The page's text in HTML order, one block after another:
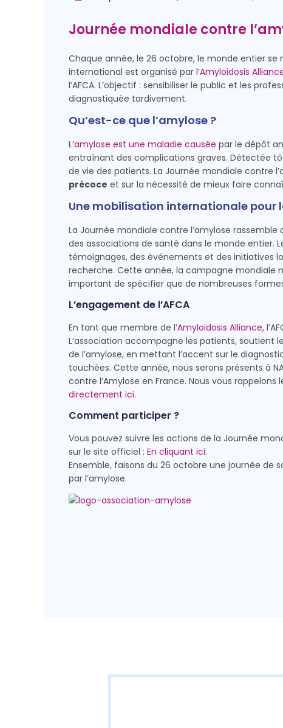
Journée mondiale contre
Chaque année, le 26 octobre, le monde entier se
international est organisé par l’Amyloidosis
l’AFCA. L’objectif : sensibiliser le public et les
diagnostiquée tardivement.
Qu’est-ce que l’amylose ?
L’amylose est une maladie causée par le dépôt
entraînant des complications graves. Détectée
de vie des patients. La Journée mondiale contre
précoce et sur la nécessité de mieux faire
Une mobilisation internationale pour
La Journée mondiale contre l’amylose
des associations de santé dans le monde entier.
témoignages, des événements et des initiatives
recherche. Cette année, la campagne mondiale
important de spécifier que de nombreuses
L’engagement de l’AFCA
En tant que membre de l’Amyloidosis Alliance,
L’association accompagne les patients,
de l’amylose, en mettant l’accent sur le
touchées. Cette année, nous serons présents à
contre l’Amylose en France. Nous vous
directement ici.
Comment participer ?
Vous pouvez suivre les actions de la Journée
sur le site officiel : En cliquant ici.
Ensemble, faisons du 26 octobre une journée de
par l’amylose.